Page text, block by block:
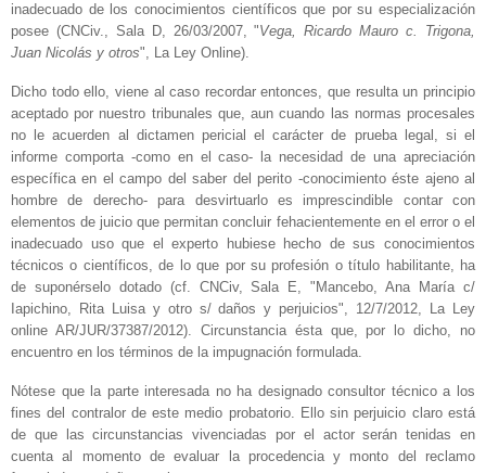
inadecuado de los conocimientos científicos que por su especialización
posee (CNCiv., Sala D, 26/03/2007, "Vega, Ricardo Mauro c. Trigona,
Juan Nicolás y otros", La Ley Online).
Dicho todo ello, viene al caso recordar entonces, que resulta un principio
aceptado por nuestro tribunales que, aun cuando las normas procesales
no le acuerden al dictamen pericial el carácter de prueba legal, si el
informe comporta -como en el caso- la necesidad de una apreciación
específica en el campo del saber del perito -conocimiento éste ajeno al
hombre de derecho- para desvirtuarlo es imprescindible contar con
elementos de juicio que permitan concluir fehacientemente en el error o el
inadecuado uso que el experto hubiese hecho de sus conocimientos
técnicos o científicos, de lo que por su profesión o título habilitante, ha
de suponérselo dotado (cf. CNCiv, Sala E, "Mancebo, Ana María c/
Iapichino, Rita Luisa y otro s/ daños y perjuicios", 12/7/2012, La Ley
online AR/JUR/37387/2012). Circunstancia ésta que, por lo dicho, no
encuentro en los términos de la impugnación formulada.
Nótese que la parte interesada no ha designado consultor técnico a los
fines del contralor de este medio probatorio. Ello sin perjuicio claro está
de que las circunstancias vivenciadas por el actor serán tenidas en
cuenta al momento de evaluar la procedencia y monto del reclamo